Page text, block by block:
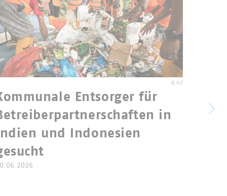
© GIZ
Entsorger für
in
Indien und Indonesien